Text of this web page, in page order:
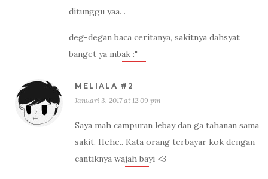
ditunggu yaa. .
deg-degan baca ceritanya, sakitnya dahsyat
banget ya mbak :"
MELIALA #2
Januari 3, 2017 at 12:09 pm
Saya mah campuran lebay dan ga tahanan sama
sakit. Hehe.. Kata orang terbayar kok dengan
cantiknya wajah bayi <3